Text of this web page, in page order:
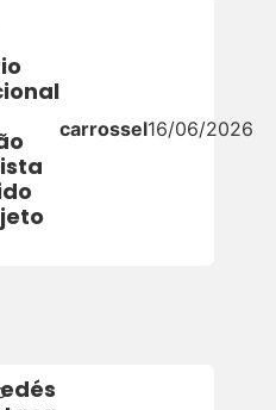
carrossel16/06/2026